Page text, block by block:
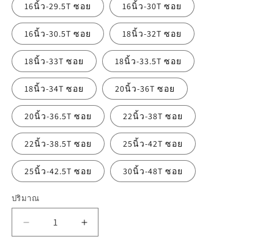
16นิ้ว-29.5T ซอย 16นิ้ว-30T ซอย
16นิ้ว-30.5T ซอย 18นิ้ว-32T ซอย
18นิ้ว-33T ซอย 18นิ้ว-33.5T ซอย
18นิ้ว-34T ซอย 20นิ้ว-36T ซอย
20นิ้ว-36.5T ซอย 22นิ้ว-38T ซอย
22นิ้ว-38.5T ซอย 25นิ้ว-42T ซอย
25นิ้ว-42.5T ซอย 30นิ้ว-48T ซอย
ปริมาณ